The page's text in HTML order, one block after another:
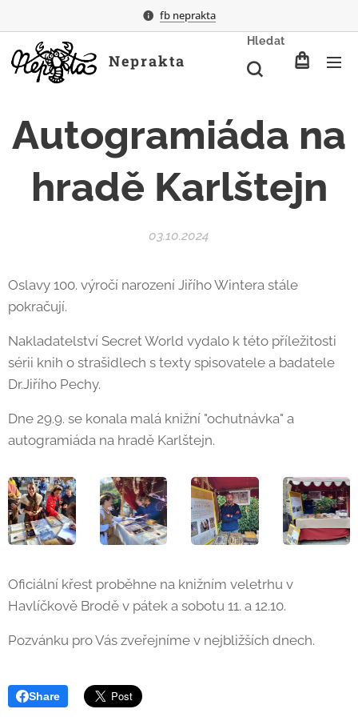
fb neprakta
Neprakta
Hledat
Autogramiáda na
hradě Karlštejn
03.10.2024
Oslavy 100. výročí narození Jiřího Wintera stále
pokračují.
Nakladatelství Secret World vydalo k této příležitosti
sérii knih o strašidlech s texty spisovatele a badatele
Dr.Jiřího Pechy.
Dne 29.9. se konala malá knižní "ochutnávka" a
autogramiáda na hradě Karlštejn.
Oficiální křest proběhne na knižním veletrhu v
Havlíčkově Brodě v pátek a sobotu 11. a 12.10.
Pozvánku pro Vás zveřejníme v nejbližších dnech.
Share